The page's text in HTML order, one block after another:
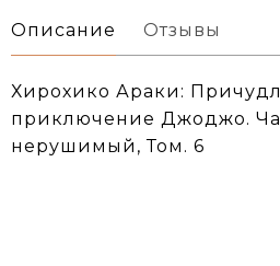
Описание Отзывы
Хирохико Араки:
приключение Джоджо.
нерушимый, Том. 6